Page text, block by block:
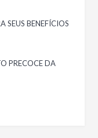
SEUS BENEFÍCIOS
PRECOCE DA